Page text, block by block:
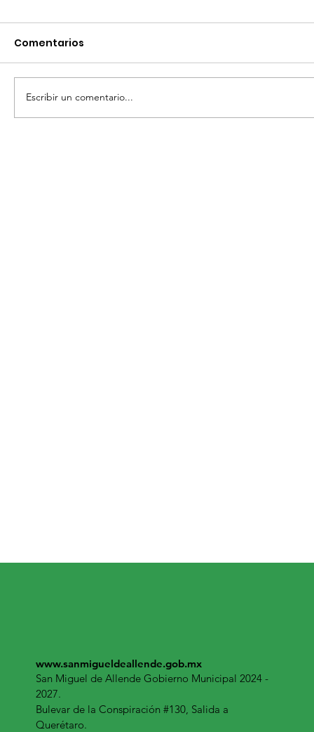
Comentarios
Escribir un comentario...
www.sanmigueldeallende.gob.mx
San Miguel de Allende Gobierno Municipal 2024 -
2027.
Bulevar de la Conspiración #130, Salida a
Querétaro.